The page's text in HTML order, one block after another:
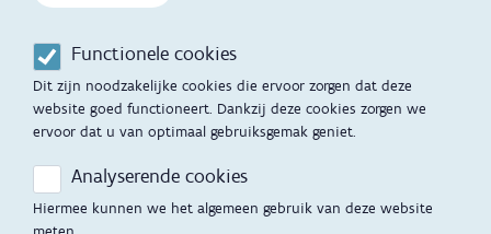
Functionele cookies
Dit zijn noodzakelijke cookies die ervoor zorgen dat deze
website goed functioneert. Dankzij deze cookies zorgen we
ervoor dat u van optimaal gebruiksgemak geniet.
Analyserende cookies
Hiermee kunnen we het algemeen gebruik van deze website
Opvoedingsondersteuning
Kinderopvang
Hulp en contact
Mijn Opgroeien